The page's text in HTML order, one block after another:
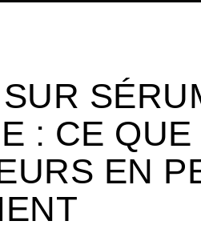
: CE QUE
EN